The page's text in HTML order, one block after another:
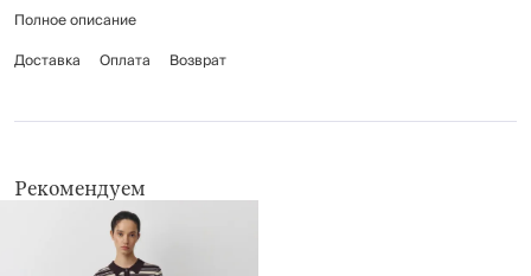
Рекомендации по уходу: щадящая стирка при температуре до 30°C,
средствами без хлора в составе; гладить при средней температуре (до
Полное описание
Доставка
Оплата Возврат
Рекомендуем